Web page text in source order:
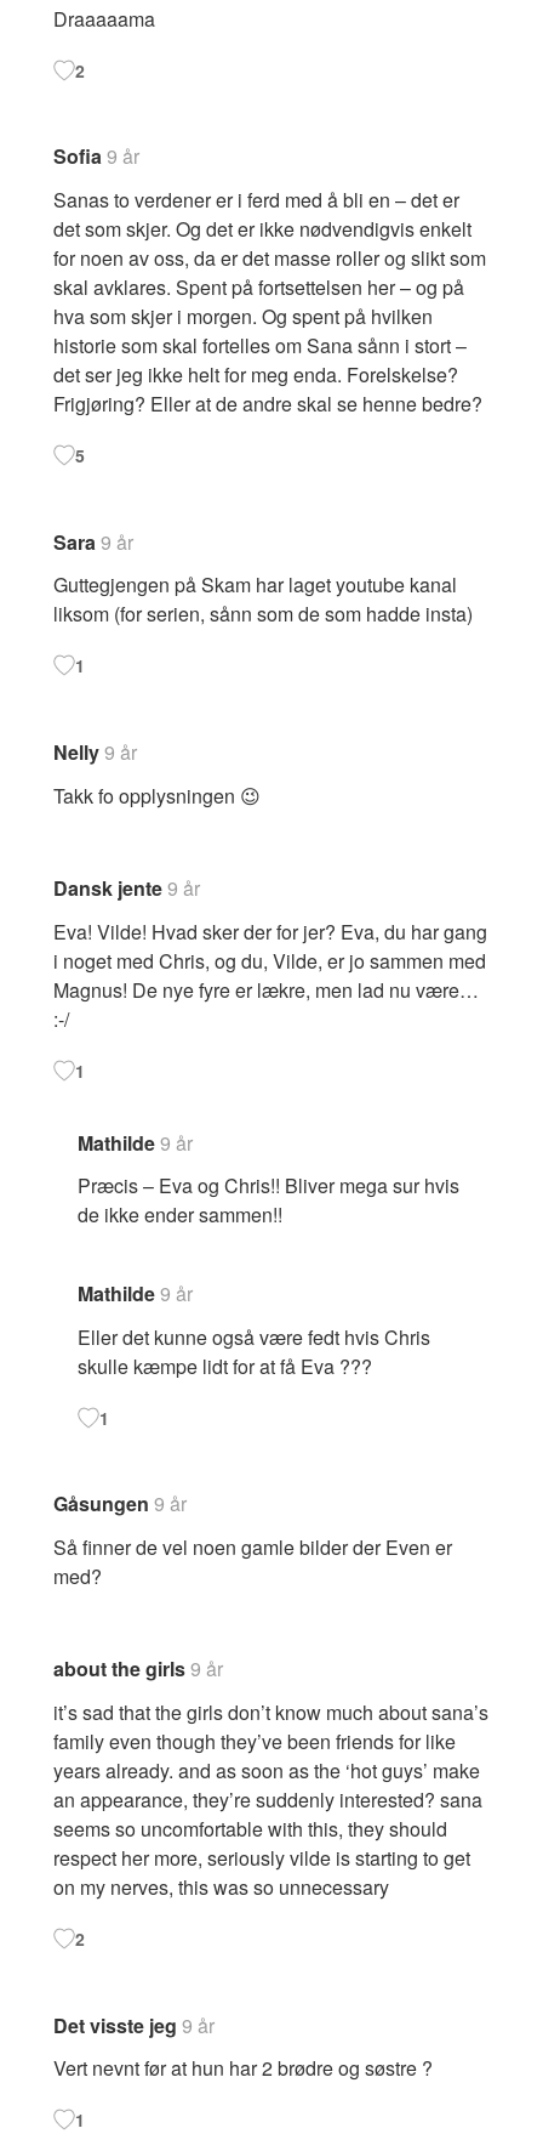
Draaaaama
2
Sofia9 år
Sanas to verdener er i ferd med å bli en – det er
det som skjer. Og det er ikke nødvendigvis enkelt
for noen av oss, da er det masse roller og slikt som
skal avklares. Spent på fortsettelsen her – og på
hva som skjer i morgen. Og spent på hvilken
historie som skal fortelles om Sana sånn i stort –
det ser jeg ikke helt for meg enda. Forelskelse?
Frigjøring? Eller at de andre skal se henne bedre?
5
Sara9 år
Guttegjengen på Skam har laget youtube kanal
liksom (for serien, sånn som de som hadde insta)
1
Nelly9 år
Takk fo opplysningen 😉
Dansk jente9 år
Eva! Vilde! Hvad sker der for jer? Eva, du har gang
i noget med Chris, og du, Vilde, er jo sammen med
Magnus! De nye fyre er lækre, men lad nu være…
:-/
1
Mathilde9 år
Præcis – Eva og Chris!! Bliver mega sur hvis
de ikke ender sammen!!
Mathilde9 år
Eller det kunne også være fedt hvis Chris
skulle kæmpe lidt for at få Eva ???
1
Gåsungen 9 år
Så finner de vel noen gamle bilder der Even er
med?
about the girls9 år
it’s sad that the girls don’t know much about sana’s
family even though they’ve been friends for like
years already. and as soon as the ‘hot guys’ make
an appearance, they’re suddenly interested? sana
seems so uncomfortable with this, they should
respect her more, seriously vilde is starting to get
on my nerves, this was so unnecessary
2
Det visste jeg 9 år
Vert nevnt før at hun har 2 brødre og søstre ?
1